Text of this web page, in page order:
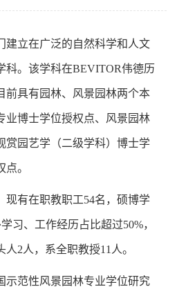
建立在广泛的自然科学和人文
科。该学科在BEVITOR伟德历
前具有园林、风景园林两个本
业博士学位授权点、风景园林
赏园艺学（二级学科）博士学
。
现有在职教职工54名，硕博学
习、工作经历占比超过50%，
2人，系全职教授11人。
示范性风景园林专业学位研究